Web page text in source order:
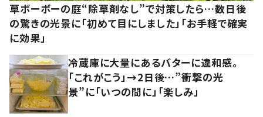
草ボーボーの庭“除草剤なし”で対策したら…数日後
の驚きの光景に「初めて目にしました」「お手軽で確実
に効果」
冷蔵庫に大量にあるバターに違和感。
「これがこう」→2日後…”衝撃の光
景”に「いつの間に」「楽しみ」